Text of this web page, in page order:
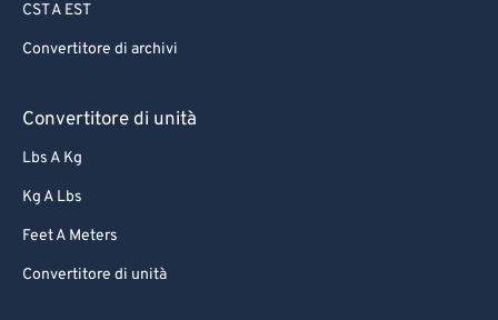
CST A EST
Convertitore di archivi
Convertitore di unità
Lbs A Kg
Kg A Lbs
Feet A Meters
Convertitore di unità